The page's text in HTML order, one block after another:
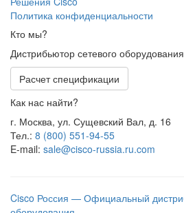
Политика конфиденциальности
Кто мы?
Дистрибьютор сетевого
Расчет спецификации
Как нас найти?
г. Москва, ул. Сущевский Вал, д. 16
Тел.: 8 (800) 551-94-55
E-mail: sale@cisco-russia.ru.com
Cisco Россия — Официальный